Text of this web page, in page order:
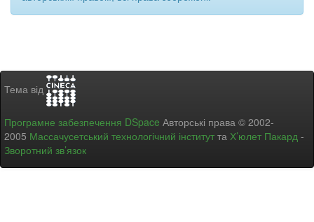
Тема від
Програмне забезпечення DSpace Авторські права © 2002-
2005 Массачусетський технологічний інститут та Х’юлет Пакард -
Зворотний зв’язок